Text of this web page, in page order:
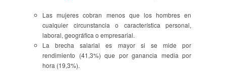
Las mujeres cobran menos que los hombres en
cualquier circunstancia o característica personal,
laboral, geográfica o empresarial.
La brecha salarial es mayor si se mide por
rendimiento (41,3%) que por ganancia media por
hora (19,3%).